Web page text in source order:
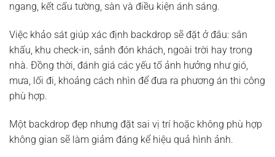
ngang, kết cấu tường, sàn và điều kiện ánh sáng.
Việc khảo sát giúp xác định backdrop sẽ đặt ở đâu: sân
khấu, khu check-in, sảnh đón khách, ngoài trời hay trong
nhà. Đồng thời, đánh giá các yếu tố ảnh hưởng như gió,
mưa, lối đi, khoảng cách nhìn để đưa ra phương án thi công
phù hợp.
Một backdrop đẹp nhưng đặt sai vị trí hoặc không phù hợp
không gian sẽ làm giảm đáng kể hiệu quả hình ảnh.